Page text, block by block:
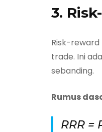
3.
Risk-
trade. Ini
sebanding.
Rumus
RRR